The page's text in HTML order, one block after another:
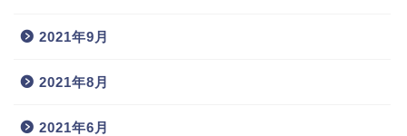
2021年9月
2021年8月
2021年6月